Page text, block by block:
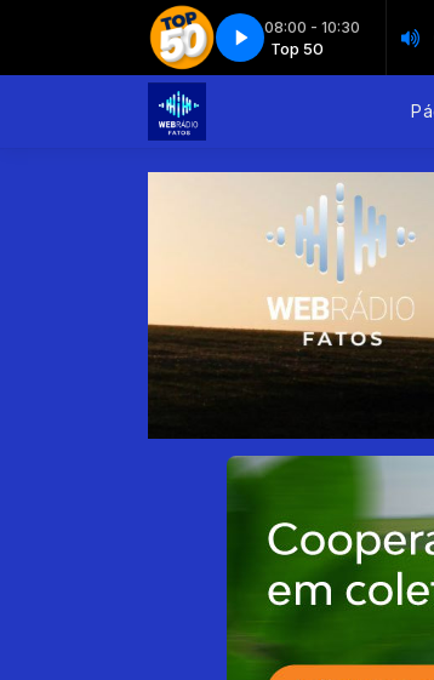
08:00 - 10:30
Top 50 Top 50
- 3ª parte - CP Diversidade 03 - Preconceito